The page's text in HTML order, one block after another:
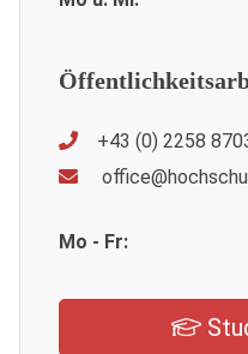
+43 (0) 2258
Mo - Fr: